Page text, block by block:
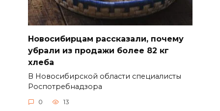
Новосибирцам рассказали, почему
убрали из продажи более 82 кг
хлеба
В Новосибирской области специалисты
Роспотребнадзора
0 13